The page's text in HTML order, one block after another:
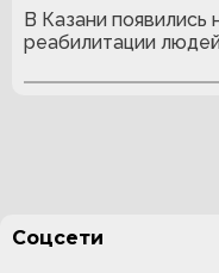
В Казани
реабилитации
Соцсети